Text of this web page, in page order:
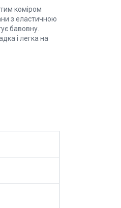
коміром
з еластичною
бавовну.
і легка на